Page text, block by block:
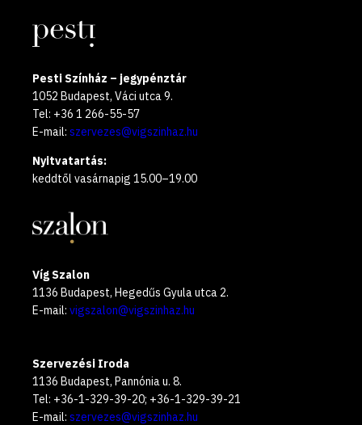
Pesti Színház – jegypénztár
1052 Budapest, Váci utca 9.
Tel: +36 1 266-55-57
E-mail: szervezes@vigszinhaz.hu
Nyitvatartás:
keddtől vasárnapig 15.00–19.00
Víg Szalon
1136 Budapest, Hegedűs Gyula utca 2.
E-mail: vigszalon@vigszinhaz.hu
Szervezési Iroda
1136 Budapest, Pannónia u. 8.
Tel: +36-1-329-39-20; +36-1-329-39-21
E-mail: szervezes@vigszinhaz.hu